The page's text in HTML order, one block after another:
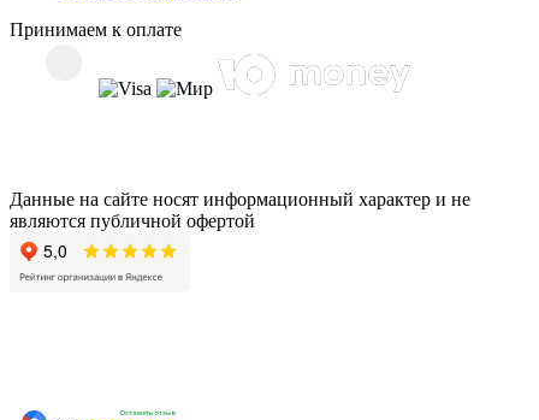
Принимаем к оплате
Данные на сайте носят информационный характер и не
являются публичной офертой